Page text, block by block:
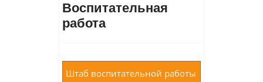
Воспитательная
работа
Штаб воспитательной работы